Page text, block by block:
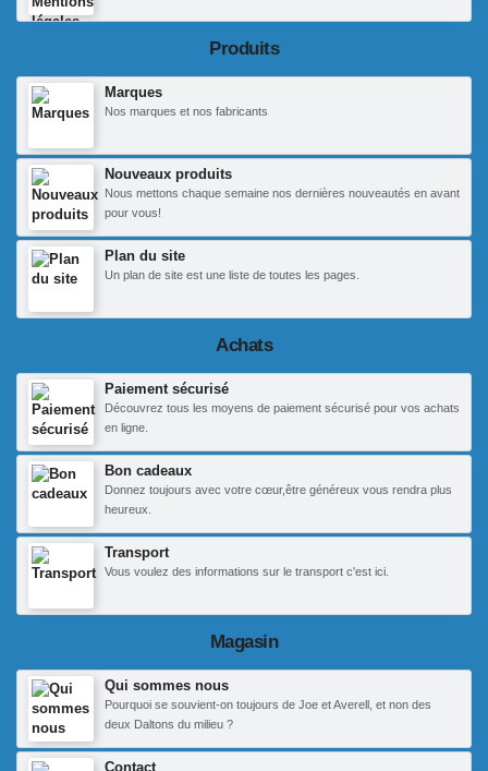
Produits
Marques
Nos marques et nos fabricants
Nouveaux produits
Nous mettons chaque semaine nos dernières nouveautés en avant
pour vous!
Plan du site
Un plan de site est une liste de toutes les pages.
Achats
Paiement sécurisé
Découvrez tous les moyens de paiement sécurisé pour vos achats
en ligne.
Bon cadeaux
Donnez toujours avec votre cœur,être généreux vous rendra plus
heureux.
Transport
Vous voulez des informations sur le transport c'est ici.
Magasin
Qui sommes nous
Pourquoi se souvient-on toujours de Joe et Averell, et non des
deux Daltons du milieu ?
Contact